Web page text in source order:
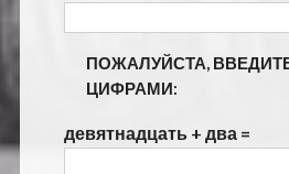
ПОЖАЛУЙСТА,
ЦИФРАМИ:
девятнадцать + два =